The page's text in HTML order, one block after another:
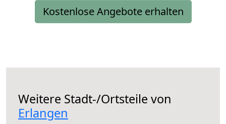
Kostenlose Angebote erhalten
Weitere Stadt-/Ortsteile von
Erlangen